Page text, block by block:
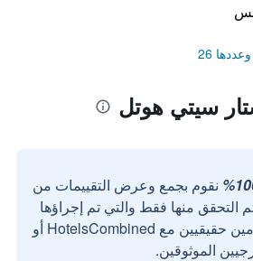
26
سيتي هوتل
نقوم بجمع وعرض التقييمات من
التحقق منها فقط والتي تم إجراؤها
بواسطة مستخدمين حقيقيين مع HotelsCombined أو
الموثوقين.